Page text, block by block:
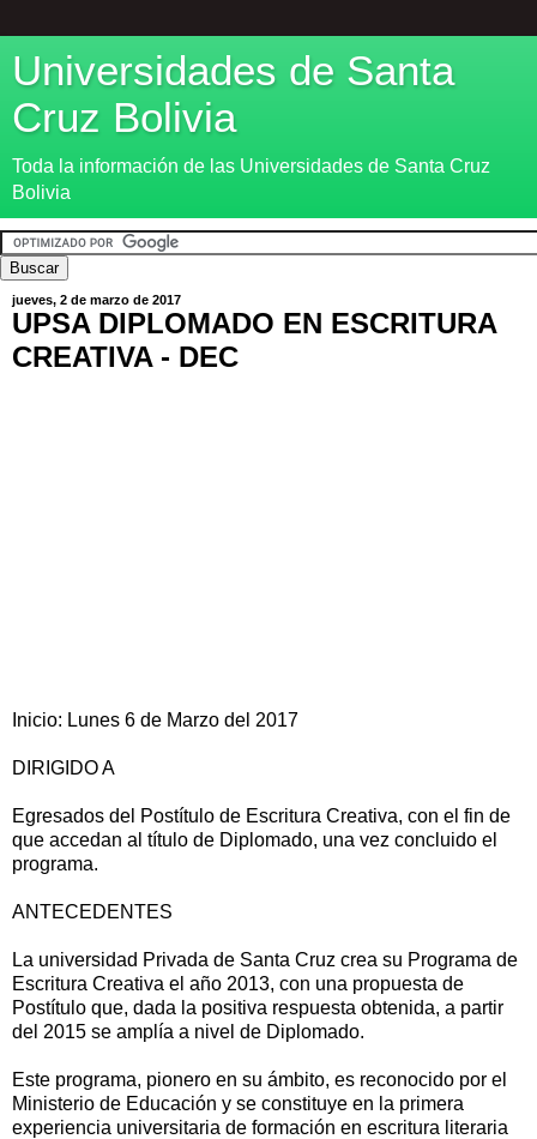
Universidades de Santa
Cruz Bolivia
Toda la información de las Universidades de Santa Cruz
Bolivia
jueves, 2 de marzo de 2017
UPSA DIPLOMADO EN ESCRITURA
CREATIVA - DEC
Inicio: Lunes 6 de Marzo del 2017
DIRIGIDO A
Egresados del Postítulo de Escritura Creativa, con el fin de
que accedan al título de Diplomado, una vez concluido el
programa.
ANTECEDENTES
La universidad Privada de Santa Cruz crea su Programa de
Escritura Creativa el año 2013, con una propuesta de
Postítulo que, dada la positiva respuesta obtenida, a partir
del 2015 se amplía a nivel de Diplomado.
Este programa, pionero en su ámbito, es reconocido por el
Ministerio de Educación y se constituye en la primera
experiencia universitaria de formación en escritura literaria